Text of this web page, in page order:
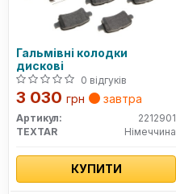
Гальмівні колодки
дискові
0 відгуків
3 030 грн завтра
Артикул:
2212901
TEXTAR
Німеччина
КУПИТИ